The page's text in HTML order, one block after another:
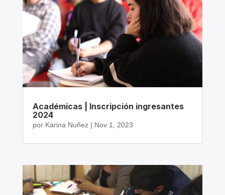
Académicas | Inscripción ingresantes
2024
por Karina Nuñez| Nov 1, 2023